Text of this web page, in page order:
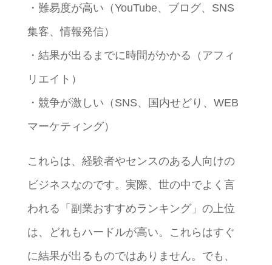
・難易度が高い（YouTube、ブログ、SNS
集客、情報発信）
・結果が出るまでに時間がかかる（アフィ
リエイト）
・競争が激しい（SNS、国内せどり、WEB
マーケティング）
これらは、経験者やセンスのある人向けの
ビジネスなのです。実際、世の中でよく言
われる「副業おすすめランキング」の上位
は、どれもハードルが高い。これらはすぐ
に結果が出るものではありません。でも、